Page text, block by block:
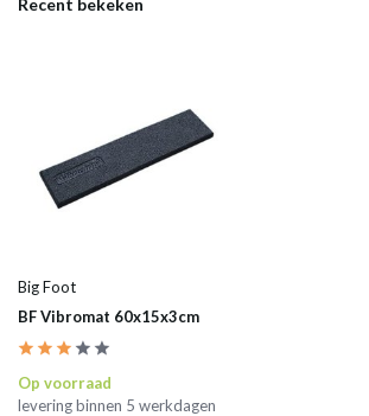
Recent bekeken
Big Foot
BF Vibromat 60x15x3cm
Op voorraad
levering binnen 5 werkdagen